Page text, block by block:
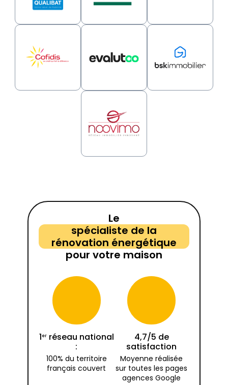
Le
spécialiste de la
rénovation énergétique
pour votre maison
1erréseau national
:
100% du territoire
français couvert
4,7/5 de
satisfaction
Moyenne réalisée
sur toutes les pages
agences Google